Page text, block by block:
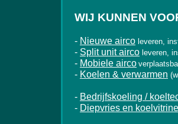
WIJ KUNNEN
- Nieuwe airco leveren,
- Split unit airco leveren,
- Mobiele airco
- Koelen & verwarmen
- Bedrijfskoeling /
- Diepvries en